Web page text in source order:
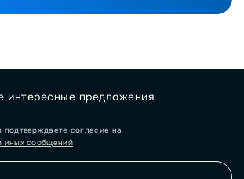
интересные предложения
согласие на
иных сообщений